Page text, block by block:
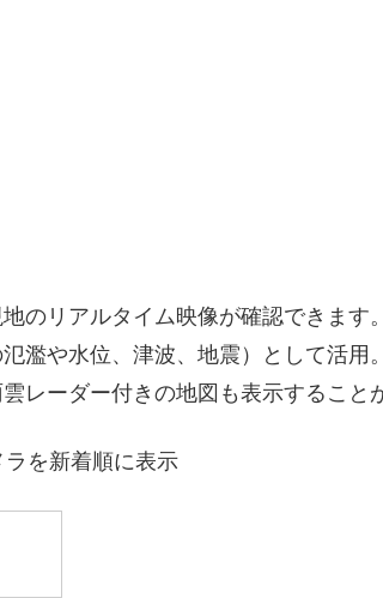
のリアルタイム映像が確認できます
濫や水位、津波、地震）として活用。
レーダー付きの地図も表示すること
を新着順に表示